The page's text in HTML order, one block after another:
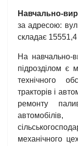
Навчально-
за адресою:
складає
На навчально-
підрозділом є
технічного
тракторів і
ремонту
механічного